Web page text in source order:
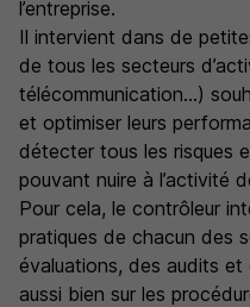
l’entreprise.
Il intervient dans de
de tous les secteurs
télécommunication…)
et optimiser leurs
détecter tous les risques
pouvant nuire à l’activité
Pour cela, le contrôleur
pratiques de chacun des
évaluations, des audits
aussi bien sur les